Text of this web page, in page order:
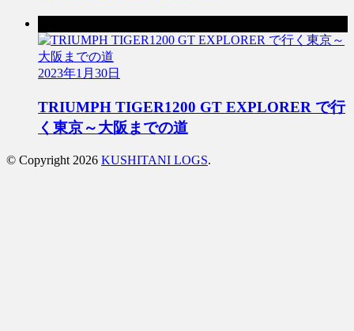
2023年1月30日
TRIUMPH TIGER1200 GT EXPLORER で行
く東京～大阪までの道
© Copyright 2026 KUSHITANI LOGS.